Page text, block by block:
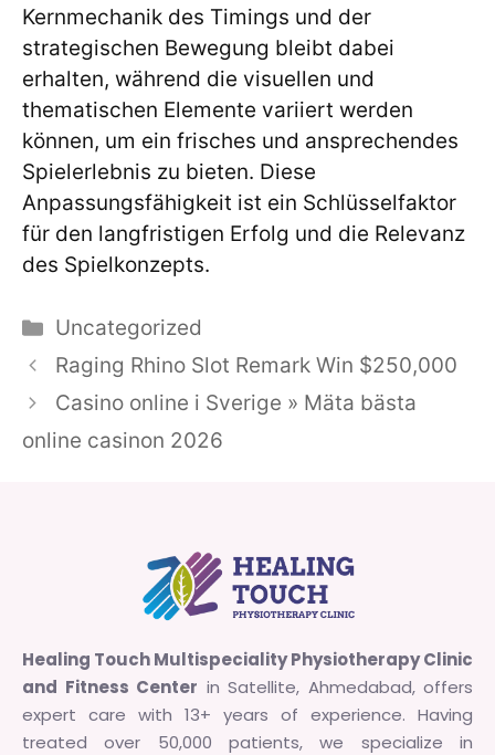
Kernmechanik des Timings und der
strategischen Bewegung bleibt dabei
erhalten, während die visuellen und
thematischen Elemente variiert werden
können, um ein frisches und ansprechendes
Spielerlebnis zu bieten. Diese
Anpassungsfähigkeit ist ein Schlüsselfaktor
für den langfristigen Erfolg und die Relevanz
des Spielkonzepts.
Categories
Uncategorized
Raging Rhino Slot Remark Win $250,000
Casino online i Sverige » Mäta bästa
online casinon 2026
Healing Touch Multispeciality Physiotherapy Clinic
and Fitness Center in Satellite, Ahmedabad, offers
expert care with 13+ years of experience. Having
treated over 50,000 patients, we specialize in